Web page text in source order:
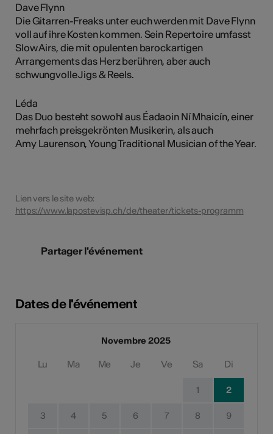
Dave Flynn
Die Gitarren-Freaks unter euch werden mit Dave Flynn
voll auf ihre Kosten kommen. Sein Repertoire umfasst
Slow Airs, die mit opulenten barockartigen
Arrangements das Herz berühren, aber auch
schwungvolle Jigs & Reels.
Léda
Das Duo besteht sowohl aus Éadaoin Ní Mhaicín, einer
mehrfach preisgekrönten Musikerin, als auch
Amy Laurenson, Young Traditional Musician of the Year.
Lien vers le site web:
https://www.lapostevisp.ch/de/theater/tickets-programm
Partager l'événement
Dates de l'événement
Novembre 2025
Lu Ma Me Je Ve Sa Di
1 2
3 4 5 6 7 8 9